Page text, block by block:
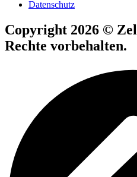
Datenschutz
Copyright 2026 ©
Rechte vorbehalten.